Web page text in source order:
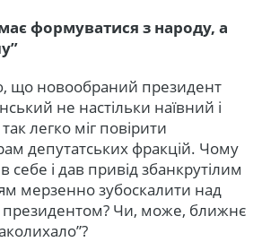
формуватися з народу, а
що новообраний президент
не настільки наївний і
легко міг повірити
депутатських фракцій. Чому
себе і дав привід збанкрутілим
мерзенно зубоскалити над
президентом? Чи, може, ближнє